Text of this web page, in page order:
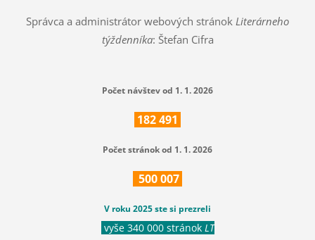
Správca a administrátor webových stránok Literárneho
týždenníka: Štefan Cifra
Počet návštev od 1. 1. 2026
182491
Počet stránok od 1. 1. 2026
500007
V roku 2025 ste si prezreli
vyše 340 000 stránok LT